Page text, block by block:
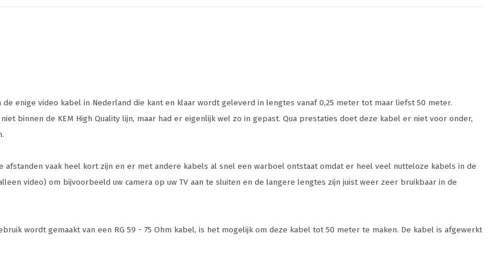
enige video kabel in Nederland die kant en klaar wordt geleverd in lengtes vanaf 0,25 meter tot maar liefst 50 meter.
binnen de KEM High Quality lijn, maar had er eigenlijk wel zo in gepast. Qua prestaties doet deze kabel er niet voor onder,
vaak heel kort zijn en er met andere kabels al snel een warboel ontstaat omdat er heel veel nutteloze kabels in de
video) om bijvoorbeeld uw camera op uw TV aan te sluiten en de langere lengtes zijn juist weer zeer bruikbaar in de
wordt gemaakt van een RG 59 - 75 Ohm kabel, is het mogelijk om deze kabel tot 50 meter te maken. De kabel is afgewerkt